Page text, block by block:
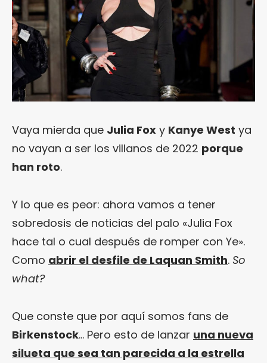
Vaya mierda que Julia Fox y Kanye West ya
no vayan a ser los villanos de 2022 porque
han roto.
Y lo que es peor: ahora vamos a tener
sobredosis de noticias del palo «Julia Fox
hace tal o cual después de romper con Ye».
Como abrir el desfile de Laquan Smith. So
what?
Que conste que por aquí somos fans de
Birkenstock… Pero esto de lanzar una nueva
silueta que sea tan parecida a la estrella